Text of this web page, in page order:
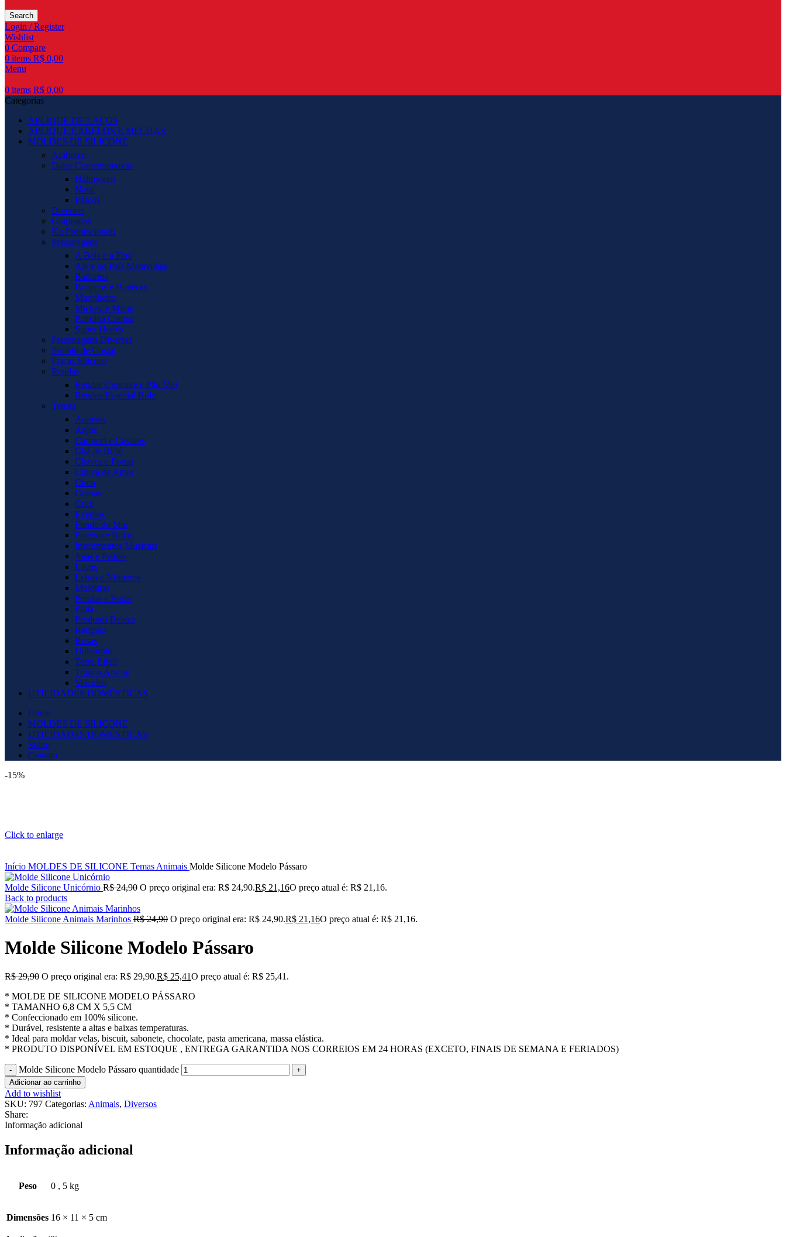
Search
Login / Register
Wishlist
0 Compare
0 items R$ 0,00
Menu
0 items R$ 0,00
Categorias
APLIQUE DE LAÇOS
APLIQUE CABELOS E MECHAS
MOLDES DE SILICONE
Arabesco
Datas Comemorativas
Halloween
Natal
Páscoa
Diversos
Grapeados
Kit Promocionais
Personagens
A Bela e a Fera
Alice no País Maravilhas
Bailarina
Bonecos e Bonecas
Marinheiro
Mickey e Minie
Patrulha Canina
Super Heróis
Personagens Diversas
Pirulito de Cristal
Placas Silicone
Rendas
Rendas Cupcake e Pão Mel
Rendas Especial Bolo
Temas
Animais
Anjos
Carrocel e Cavalos
Chá de Bebê
Chaves e Portas
Chuva de Amor
Circo
Coroas
Cruz
Eventos
Fundo do Mar
Futebol e Bolas
Instrumentos Musicais
Joias e Pedras
Laços
Letras e Números
Molduras
Pérolas e Bolas
Praia
Produtos Beleza
Religião
Rosas
Unicórnio
Torre Eifell
Tronco Árvore
Veículos
UTILIDADES DOMÉSTICAS
Home
MOLDES DE SILICONE
UTILIDADES DOMÉSTICAS
Sobre
Contato
-15%
Click to enlarge
Início MOLDES DE SILICONE Temas Animais Molde Silicone Modelo Pássaro
Molde Silicone Unicórnio R$24,90 O preço original era: R$ 24,90.R$ 21,16O preço atual é: R$ 21,16.
Back to products
Molde Silicone Animais Marinhos R$24,90 O preço original era: R$ 24,90.R$ 21,16O preço atual é: R$ 21,16.
Molde Silicone Modelo Pássaro
R$29,90 O preço original era: R$ 29,90.R$ 25,41O preço atual é: R$ 25,41.
* MOLDE DE SILICONE MODELO PÁSSARO
* TAMANHO 6,8 CM X 5,5 CM
* Confeccionado em 100% silicone.
* Durável, resistente a altas e baixas temperaturas.
* Ideal para moldar velas, biscuit, sabonete, chocolate, pasta americana, massa elástica.
* PRODUTO DISPONÍVEL EM ESTOQUE , ENTREGA GARANTIDA NOS CORREIOS EM 24 HORAS (EXCETO, FINAIS DE SEMANA E FERIADOS)
Molde Silicone Modelo Pássaro quantidade
Adicionar ao carrinho
Add to wishlist
SKU: 797 Categorias: Animais, Diversos
Share:
Informação adicional
Informação adicional
Peso 0 , 5 kg
Dimensões 16 × 11 × 5 cm